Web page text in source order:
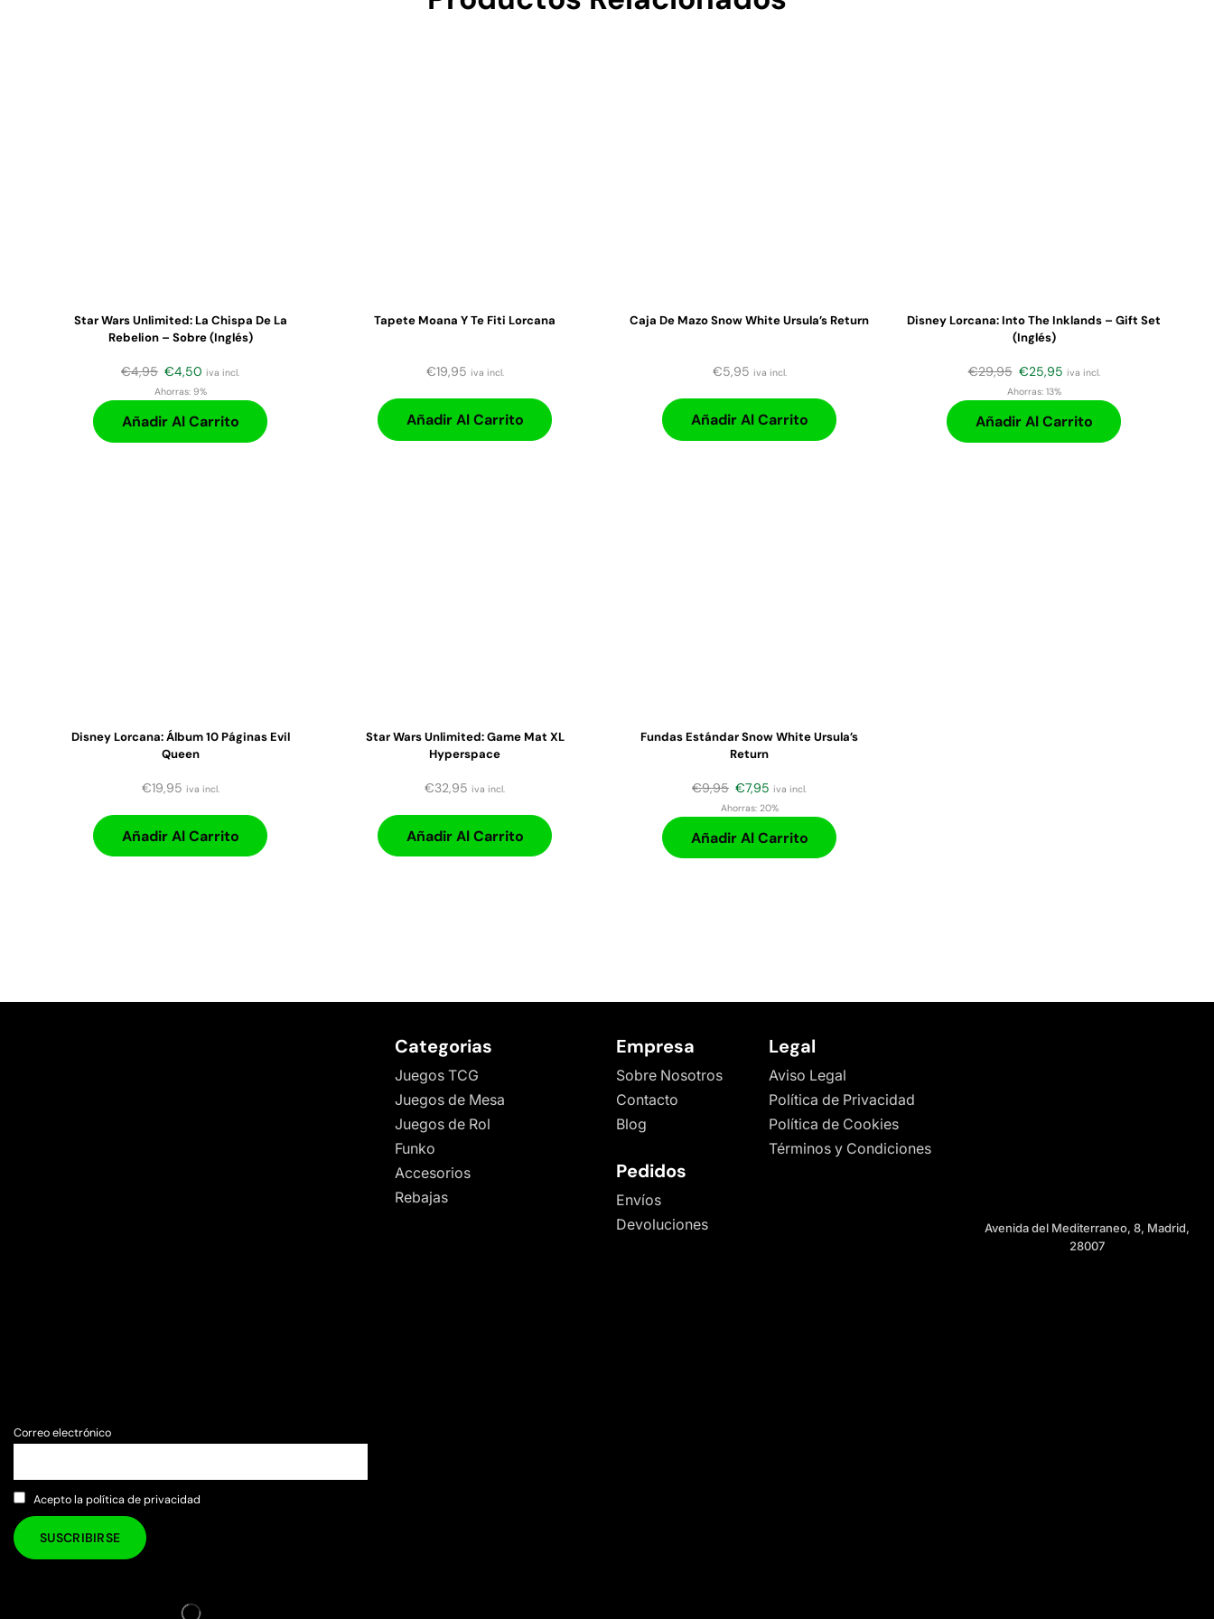
Star Wars Unlimited: La Chispa De La
Rebelion – Sobre (inglés)
€4,95 €4,50 iva incl.
Ahorras:9%
Añadir Al Carrito
Tapete Moana Y Te Fiti Lorcana
€19,95 iva incl.
Añadir Al Carrito
Caja De Mazo Snow White Ursula’s Return
€5,95 iva incl.
Añadir Al Carrito
Disney Lorcana: Into The Inklands – Gift Set
(Inglés)
€29,95 €25,95 iva incl.
Ahorras:13%
Añadir Al Carrito
Disney Lorcana: Álbum 10 Páginas Evil
Queen
€19,95 iva incl.
Añadir Al Carrito
Star Wars Unlimited: Game Mat XL
Hyperspace
€32,95 iva incl.
Añadir Al Carrito
Fundas Estándar Snow White Ursula’s
Return
€9,95 €7,95 iva incl.
Ahorras:20%
Añadir Al Carrito
Correo electrónico
Acepto la política de privacidad
Categorias
Juegos TCG
Juegos de Mesa
Juegos de Rol
Funko
Accesorios
Rebajas
Empresa
Sobre Nosotros
Contacto
Blog
Pedidos
Envíos
Devoluciones
Legal
Aviso Legal
Política de Privacidad
Política de Cookies
Términos y Condiciones
Avenida del Mediterraneo, 8, Madrid,
28007